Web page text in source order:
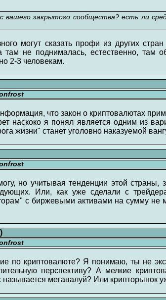
вашего закрытого сообщества? есть ли
могут сказать профи из других
не поднималась, естественно, там
2-3 человекам.
что закон о криптовалютах
наскоко я понял является одним из
жизни" станет уголовно наказуемой
но учитывая тенденции этой страны,
Или, как уже сделали с
с биржевыми активами на сумму не
по криптовалюте? Я понимаю, ты не
перспективу? А мелкие
называется мегавалуй? Или крипторынок